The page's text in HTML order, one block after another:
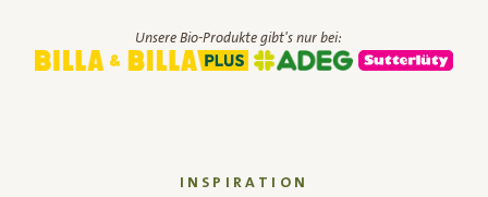
Unsere Bio-Produkte gibt's nur bei:
INSPIRATION